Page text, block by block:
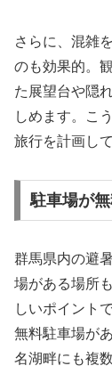
さらに、混雑
のも効果的。
た展望台や隠
しめます。こ
旅行を計画し
駐車場が
群馬県内の避
場がある場所
しいポイント
無料駐車場が
名湖畔にも複